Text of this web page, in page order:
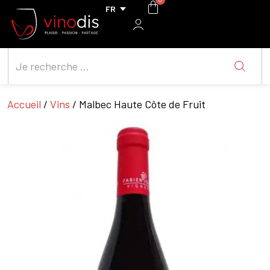
Accueil / Vins / Malbec Haute Côte de Fruit